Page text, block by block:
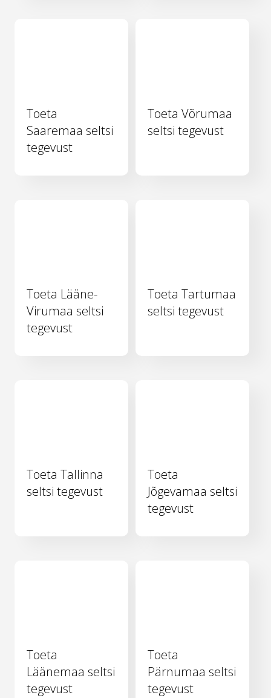
Toeta
Saaremaa seltsi
tegevust
Toeta Võrumaa
seltsi tegevust
Toeta Lääne-
Virumaa seltsi
tegevust
Toeta Tartumaa
seltsi tegevust
Toeta Tallinna
seltsi tegevust
Toeta
Jõgevamaa seltsi
tegevust
Toeta
Läänemaa seltsi
tegevust
Toeta
Pärnumaa seltsi
tegevust